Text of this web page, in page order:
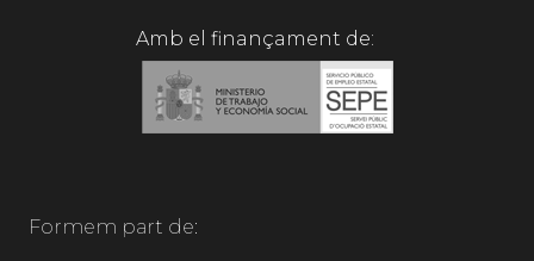
Amb el finançament de:
Formem part de: